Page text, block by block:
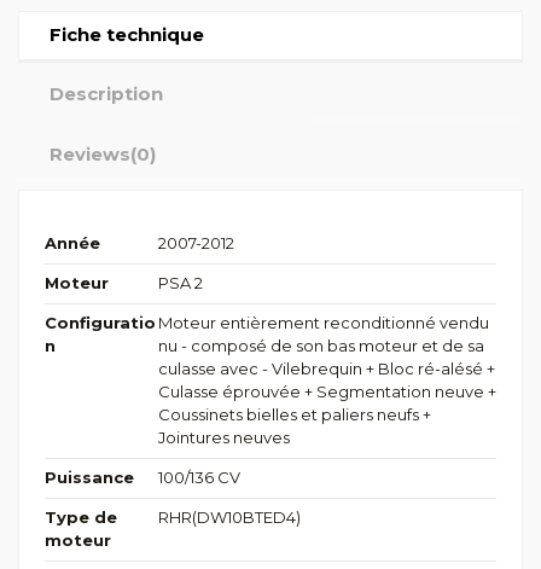
Fiche technique
Description
Reviews(0)
Année 2007-2012
Moteur PSA 2
Configuratio
n
Moteur entièrement reconditionné vendu
nu - composé de son bas moteur et de sa
culasse avec - Vilebrequin + Bloc ré-alésé +
Culasse éprouvée + Segmentation neuve +
Coussinets bielles et paliers neufs +
Jointures neuves
Puissance 100/136 CV
Type de
moteur
RHR(DW10BTED4)